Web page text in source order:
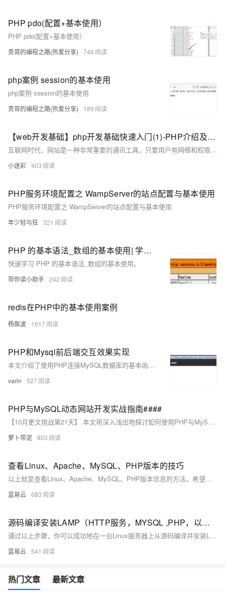
PHP pdo(配置+基本使用）
PHP pdo(配置+基本使用）
贵哥的编程之路(热爱分享) 746
php案例 session的基本使用
php案例 session的基本使用
贵哥的编程之路(热爱分享) 189
【web开发基础】php开发基础快速入门(1)-PHP介绍及开发环境快速安装和基本使用介绍
互联网时代，网站是一种非常重要的通讯工具，只要用户有网络和权限，随时随地可访问任意网页，个人可以通过网站发布自己的想要公开的资讯，或者利用网站提供相关的网络服务，企业网站，对于企业来说，是企业对外的窗口，是企业的名片。可通过网站宣传企业自身以及品牌的推广，甚至交流，产品的销售或提供服务工具。在飞速发展的时代，快速开发，快速部署，快速迭代也成了互联网软件行业一直追求的目标，毕竟机会稍纵即逝。而PHP最大好处在于开发部署快速，而且生态完善,社区活跃度高,类库丰
小迷彩 403
PHP服务环境配置之 WampServer的站点配置与基本使用
PHP服务环境配置之 WampServer的站点配置与基本使用
年少轻与狂 321
PHP 的基本语法_数组的基本使用| 学习笔记
快速学习 PHP 的基本语法_数组的基本使用。
带你读小助手 242
redis在PHP中的基本使用案例
杨粼波 1617
PHP和Mysql前后端交互效果实现
本文介绍了使用PHP连接MySQL数据库的基本函数及其实现案例。内容涵盖数据库连接、选择数据库、执行查询、获取结果等常用操作，并通过用户登录和修改密码的功能实例，展示了PHP与MySQL的交互过程及代码实现。
varin 527
PHP与MySQL动态网站开发实战指南####
【10月更文挑战第21天】 本文将深入浅出地探讨如何使用PHP与MySQL构建一个动态网站，从环境搭建到项目部署，全程实战演示。无论你是编程新手还是希望巩固Web开发技能的老手，都能在这篇文章中找到实用的技巧和启发。我们将一起探索如何通过PHP处理用户请求，利用MySQL存储数据，并最终呈现动态内容给用户，打造属于自己的在线平台。 ####
萝卜带泥 803
查看Linux、Apache、MySQL、PHP版本的技巧
以上就是查看Linux、Apache、MySQL、PHP版本信息的方法。希望这些信息能帮助你更好地理解和使用你的LAMP技术栈。
蓝易云 683
源码编译安装LAMP（HTTP服务，MYSQL ,PHP，以及bbs论坛）
通过以上步骤，你可以成功地在一台Linux服务器上从源码编译并安装LAMP环境，并配置一个BBS论坛（Discuz!）。这些步骤涵盖了从安装依赖、下载源代码、配置编译到安装完成的所有细节。每个命令的解释确保了过程的透明度，使即使是非专业人士也能够理解整个流程。
蓝易云 541
热门文章 最新文章